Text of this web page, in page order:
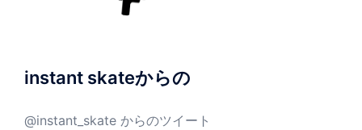
instant skateからの
@instant_skate からのツイート